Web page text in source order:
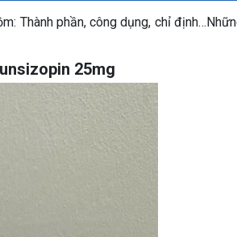
Thành phần, công dụng, chỉ
25mg